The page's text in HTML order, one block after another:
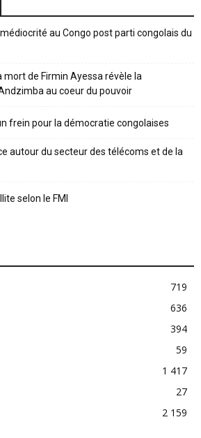
au Congo post parti congolais du
mort de Firmin Ayessa révèle la
au coeur du pouvoir
frein pour la démocratie congolaises
autour du secteur des télécoms et de la
selon le FMI
719
636
394
59
1 417
27
2 159